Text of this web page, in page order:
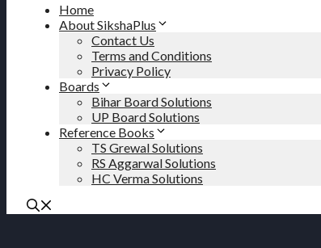
Home
About SikshaPlus
Contact Us
Terms and Conditions
Privacy Policy
Boards
Bihar Board Solutions
UP Board Solutions
Reference Books
TS Grewal Solutions
RS Aggarwal Solutions
HC Verma Solutions